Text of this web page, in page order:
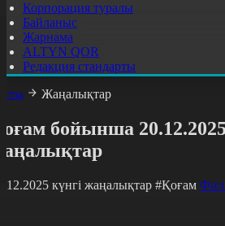
Корпорация туралы
Байланыс
Жарнама
ALTYN QOR
Редакция стандарты
Жаңалықтар
бойынша
күнгі жаңалықтар #Қоғам